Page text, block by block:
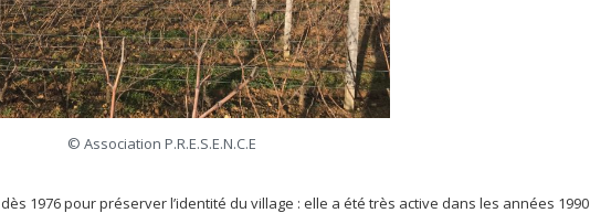
© Association P.R.E.S.E.N.C.E
dès 1976 pour préserver l’identité du village : elle a été très active dans les années 1990